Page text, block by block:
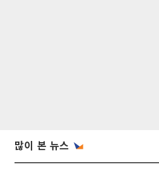
많이 본 뉴스